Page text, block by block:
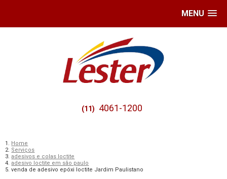
MENU
(11) 4061-1200
Home
Serviços
adesivos e colas loctite
adesivo loctite em são paulo
venda de adesivo epóxi loctite Jardim Paulistano